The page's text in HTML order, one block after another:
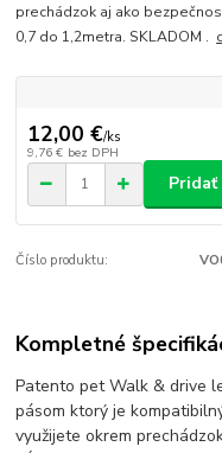
prechádzok aj ako
0,7 do 1,2metra. SKLADOM .
12,00 €/ks
9,76 € bez DPH
Pridať
Číslo produktu:
Kompletné
Patento pet Walk & drive
pásom ktorý je
využijete okrem